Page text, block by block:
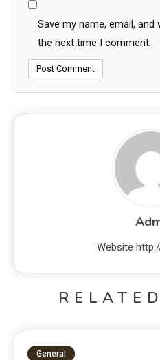
Save my name, email,
the next time I comment.
Website
General